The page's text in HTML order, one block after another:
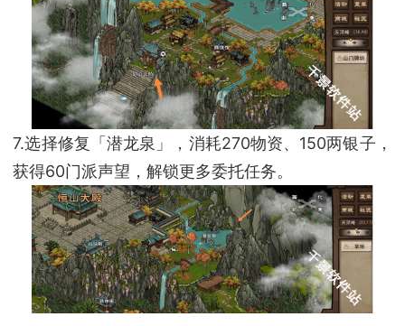
7.选择修复「潜龙泉」，消耗270物资、150两银子，
获得60门派声望，解锁更多委托任务。